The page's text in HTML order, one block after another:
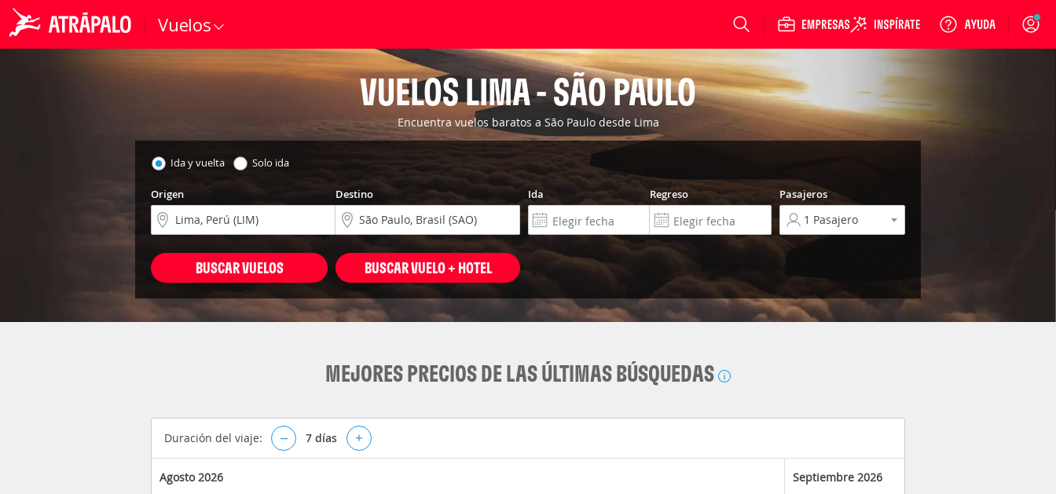
Vuelos Login
VUELOS LIMA - SÃO PAULO
Encuentra vuelos baratos a São Paulo desde Lima
Ida y vuelta Solo ida
Origen Destino Ida Regreso Pasajeros
BUSCAR VUELOS BUSCAR VUELO + HOTEL
MEJORES PRECIOS DE LAS ÚLTIMAS BÚSQUEDAS
Duración del viaje: – 7 días +
Agosto 2026 Septiembre 2026